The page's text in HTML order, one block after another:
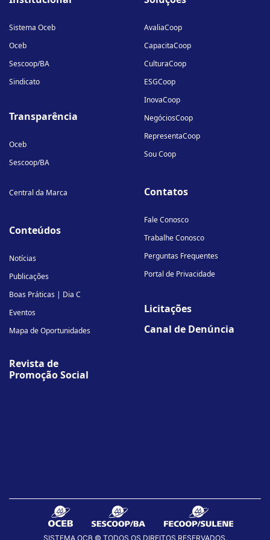
linkedin-
instagram
youtube
Sistema Oceb
Oceb
Sescoop/BA
Sindicato
Transparência
Oceb
Sescoop/BA
Central da Marca
Conteúdos
Notícias
Publicações
Boas Práticas | Dia C
Eventos
Mapa de Oportunidades
Revista de
Promoção Social
AvaliaCoop
CapacitaCoop
CulturaCoop
ESGCoop
InovaCoop
NegóciosCoop
RepresentaCoop
Sou Coop
Contatos
Fale Conosco
Trabalhe Conosco
Perguntas Frequentes
Portal de Privacidade
Licitações
Canal de Denúncia
SISTEMA OCB © TODOS OS DIREITOS RESERVADOS.